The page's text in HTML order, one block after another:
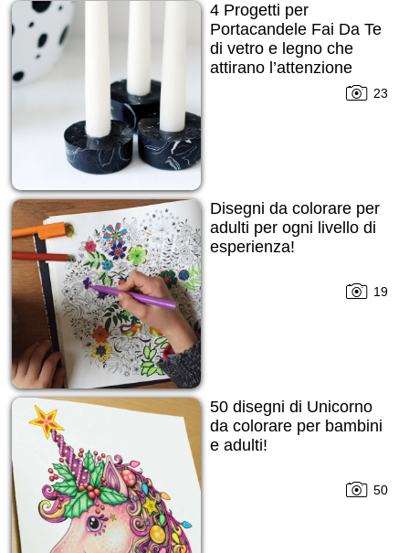
4 Progetti per
Portacandele Fai Da Te
di vetro e legno che
attirano l’attenzione
23
Disegni da colorare per
adulti per ogni livello di
esperienza!
19
50 disegni di Unicorno
da colorare per bambini
e adulti!
50